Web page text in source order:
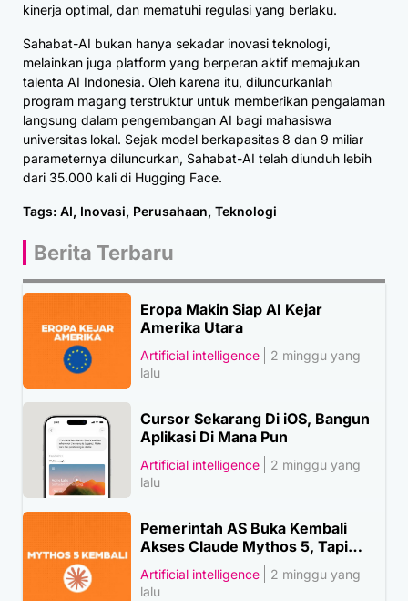
kinerja optimal, dan mematuhi regulasi yang berlaku.
Sahabat-AI bukan hanya sekadar inovasi teknologi,
melainkan juga platform yang berperan aktif memajukan
talenta AI Indonesia. Oleh karena itu, diluncurkanlah
program magang terstruktur untuk memberikan pengalaman
langsung dalam pengembangan AI bagi mahasiswa
universitas lokal. Sejak model berkapasitas 8 dan 9 miliar
parameternya diluncurkan, Sahabat-AI telah diunduh lebih
dari 35.000 kali di Hugging Face.
Tags: AI, Inovasi, Perusahaan, Teknologi
Berita Terbaru
Eropa Makin Siap AI Kejar
Amerika Utara
Artificial intelligence
2 minggu yang
lalu
Cursor Sekarang Di iOS, Bangun
Aplikasi Di Mana Pun
Artificial intelligence
2 minggu yang
lalu
Pemerintah AS Buka Kembali
Akses Claude Mythos 5, Tapi…
Artificial intelligence
2 minggu yang
lalu